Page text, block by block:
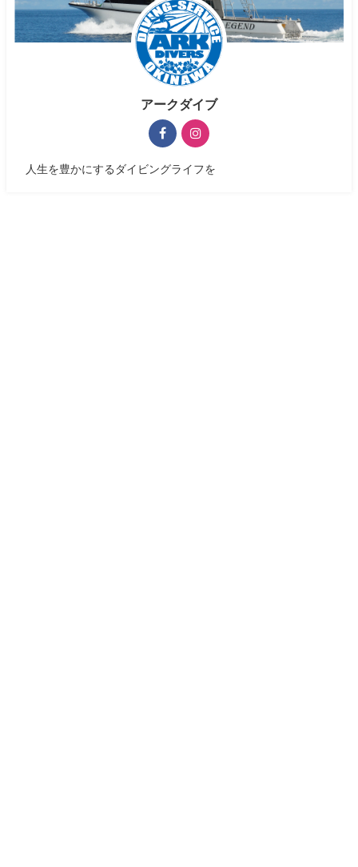
アークダイブ
人生を豊かにするダイビングライフを